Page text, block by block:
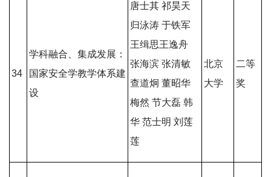
34
学科融合、集成发展：
国家安全学教学体系建
设
唐士其 祁昊天
归泳涛 于铁军
王缉思王逸舟
张海滨 张清敏
查道炯 董昭华
梅然 节大磊 韩
华 范士明 刘莲
莲
北京
大学
二等
奖